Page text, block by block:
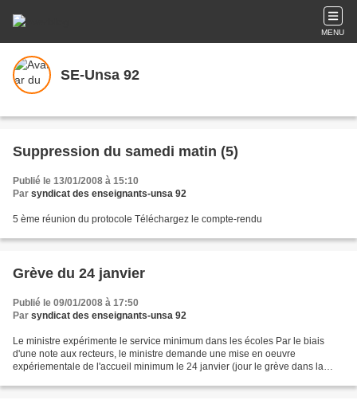
MENU
SE-Unsa 92
Suppression du samedi matin (5)
Publié le 13/01/2008 à 15:10
Par syndicat des enseignants-unsa 92
5 ème réunion du protocole Téléchargez le compte-rendu
Grève du 24 janvier
Publié le 09/01/2008 à 17:50
Par syndicat des enseignants-unsa 92
Le ministre expérimente le service minimum dans les écoles Par le biais
d'une note aux recteurs, le ministre demande une mise en oeuvre
expériementale de l'accueil minimum le 24 janvier (jour le grève dans la